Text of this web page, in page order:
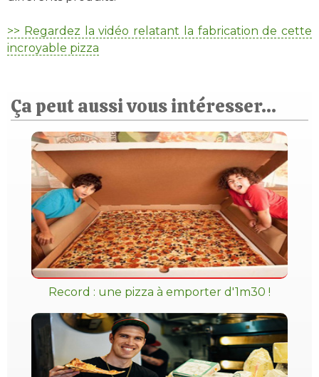
>> Regardez la vidéo relatant la fabrication de cette
incroyable pizza
Ça peut aussi vous intéresser...
Record : une pizza à emporter d'1m30 !